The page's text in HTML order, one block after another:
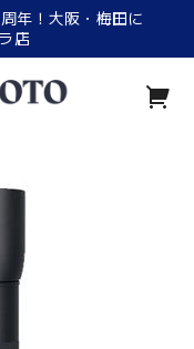
年！大阪・梅田に
店